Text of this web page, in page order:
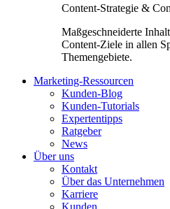
Content-Strategie &
Maßgeschneiderte
Content-Ziele in allen
Themengebiete.
Marketing-Ressourcen
Kunden-Blog
Kunden-Tutorials
Expertentipps
Ratgeber
News
Über uns
Kontakt
Über das Unternehmen
Karriere
Kunden